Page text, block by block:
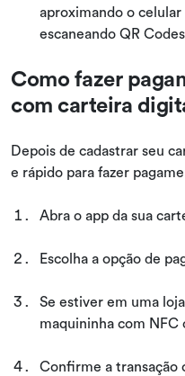
aproximando o
escaneando QR
Como fazer
com carteira
Depois de cadastrar seu
e rápido para fazer
Abra o app da sua
Escolha a opção de
Se estiver em uma
maquininha com NFC
Confirme a transação